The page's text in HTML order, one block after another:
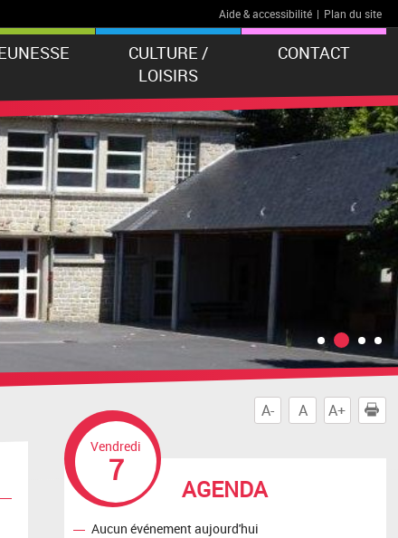
Aide & accessibilité | Plan du site
CULTURE /
LOISIRS
CONTACT
A- A A+
AGENDA
Vendredi
7
Aucun événement aujourd'hui